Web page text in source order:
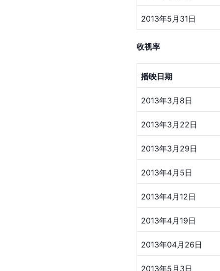
2013年5月31日
收视率
播映日期
2013年3月8日
2013年3月22日
2013年3月29日
2013年4月5日
2013年4月12日
2013年4月19日
2013年04月26日
2013年5月3日